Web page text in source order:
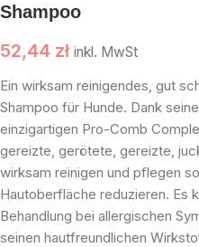
Shampoo
52,44 zł inkl. MwSt
Ein wirksam reinigendes, gut
Shampoo für Hunde. Dank
einzigartigen Pro-Comb
gereizte, gerötete, gereizte,
wirksam reinigen und pflegen
Hautoberfläche reduzieren. Es
Behandlung bei allergischen
seinen hautfreundlichen